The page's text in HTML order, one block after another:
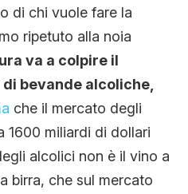
di chi vuole fare la
ripetuto alla noia
va a colpire il
bevande alcoliche,
che il mercato degli
1600 miliardi di dollari
alcolici non è il vino a
birra, che sul mercato